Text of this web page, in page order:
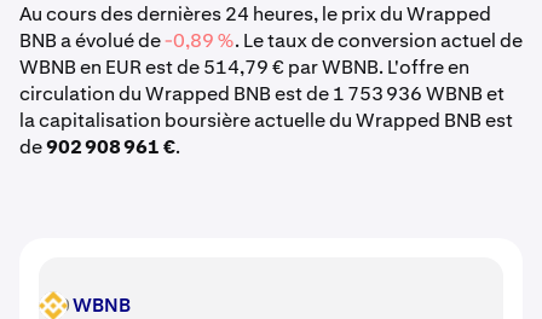
Au cours des dernières 24 heures, le prix du Wrapped
BNB a évolué de-0,89 %. Le taux de conversion actuel de
WBNB en EUR est de 514,79 € par WBNB. L'offre en
circulation du Wrapped BNB est de 1 753 936 WBNB et
la capitalisation boursière actuelle du Wrapped BNB est
de902 908 961 €.
WBNB WBNB